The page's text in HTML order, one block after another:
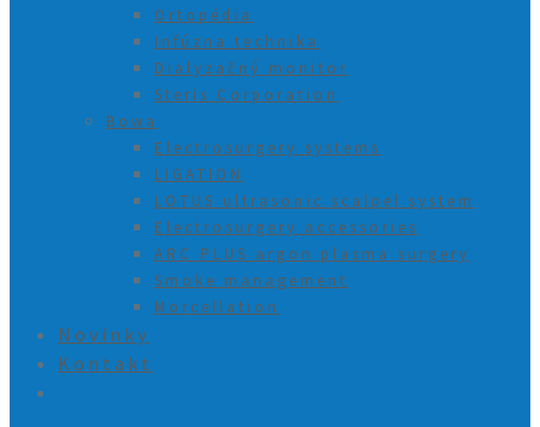
Ortopédia
Infúzna technika
Dialyzačný monitor
Steris Corporation
Bowa
Electrosurgery systems
LIGATION
LOTUS ultrasonic scalpel system
Electrosurgery accessories
ARC PLUS argon plasma surgery
Smoke management
Morcellation
Novinky
Kontakt